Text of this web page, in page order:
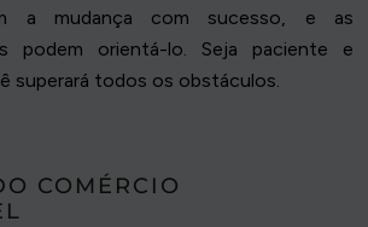
a mudança com sucesso, e as
podem orientá-lo. Seja paciente e
superará todos os obstáculos.
COMÉRCIO